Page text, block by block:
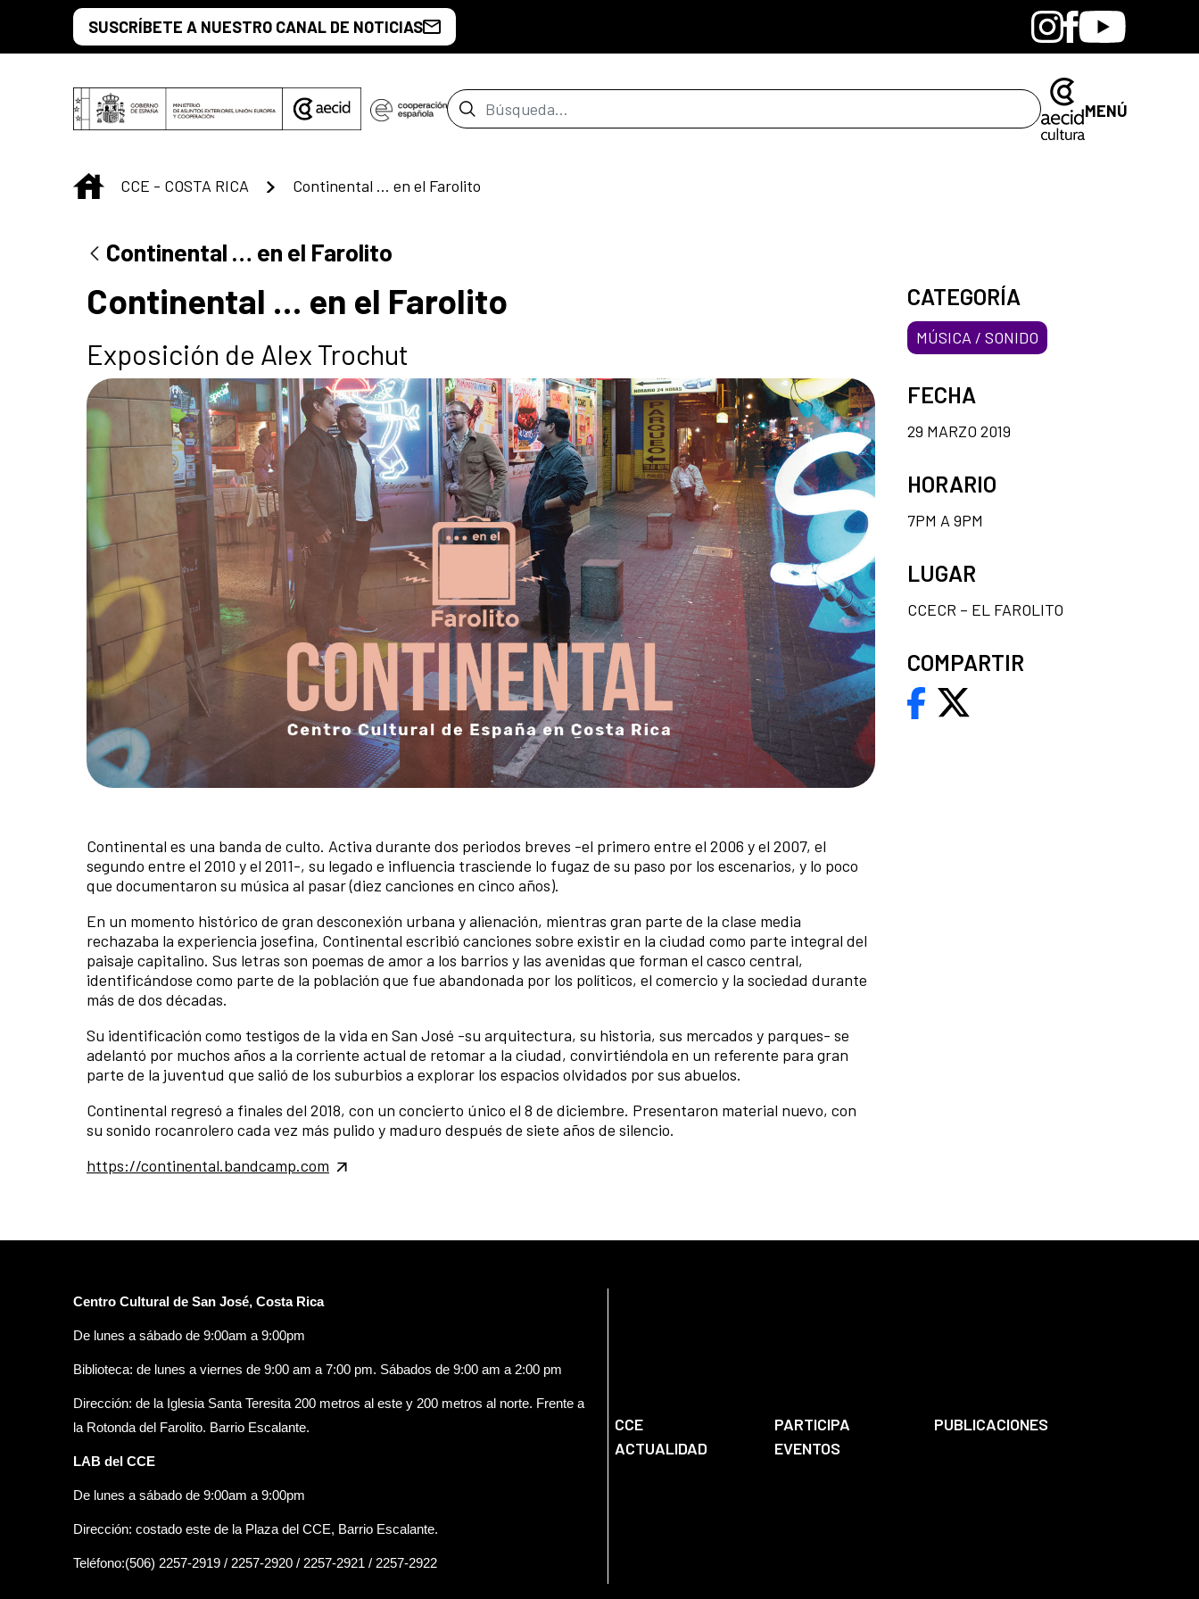
Saltar al contenido principal
SUSCRÍBETE A NUESTRO CANAL DE NOTICIAS BandcampInstagram
Facebook
Youtube
Barra de búsqueda MENÚ
INICIO
CCE - COSTA RICA Continental … en el Farolito
Continental … en el Farolito
Continental … en el Farolito
Exposición de Alex Trochut
Continental es una banda de culto. Activa durante dos periodos breves -el primero entre el 2006 y el 2007, el
segundo entre el 2010 y el 2011-, su legado e influencia trasciende lo fugaz de su paso por los escenarios, y lo poco
que documentaron su música al pasar (diez canciones en cinco años).
En un momento histórico de gran desconexión urbana y alienación, mientras gran parte de la clase media
rechazaba la experiencia josefina, Continental escribió canciones sobre existir en la ciudad como parte integral del
paisaje capitalino. Sus letras son poemas de amor a los barrios y las avenidas que forman el casco central,
identificándose como parte de la población que fue abandonada por los políticos, el comercio y la sociedad durante
más de dos décadas.
Su identificación como testigos de la vida en San José -su arquitectura, su historia, sus mercados y parques- se
adelantó por muchos años a la corriente actual de retomar a la ciudad, convirtiéndola en un referente para gran
parte de la juventud que salió de los suburbios a explorar los espacios olvidados por sus abuelos.
Continental regresó a finales del 2018, con un concierto único el 8 de diciembre. Presentaron material nuevo, con
su sonido rocanrolero cada vez más pulido y maduro después de siete años de silencio.
https://continental.bandcamp.com
CATEGORÍA
MÚSICA / SONIDO
FECHA
29 MARZO 2019
HORARIO
7PM A 9PM
LUGAR
CCECR – EL FAROLITO
COMPARTIR
Centro Cultural de San José, Costa Rica
De lunes a sábado de 9:00am a 9:00pm
Biblioteca: de lunes a viernes de 9:00 am a 7:00 pm. Sábados de 9:00 am a 2:00 pm
Dirección: de la Iglesia Santa Teresita 200 metros al este y 200 metros al norte. Frente a
la Rotonda del Farolito. Barrio Escalante.
LAB del CCE
De lunes a sábado de 9:00am a 9:00pm
Dirección: costado este de la Plaza del CCE, Barrio Escalante.
Teléfono:(506) 2257-2919 / 2257-2920 / 2257-2921 / 2257-2922
CCE PARTICIPA
PUBLICACIONES
ACTUALIDAD
EVENTOS